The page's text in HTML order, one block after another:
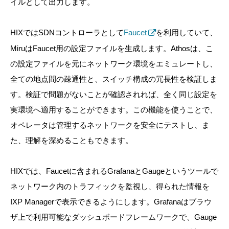
HIXではSDNコントローラとしてFaucet
を利用していて、
MiruはFaucet用の設定ファイルを生成します。Athosは、こ
の設定ファイルを元にネットワーク環境をエミュレートし、
全ての地点間の疎通性と、スイッチ構成の冗長性を検証しま
す。検証で問題がないことが確認されれば、全く同じ設定を
実環境へ適用することができます。この機能を使うことで、
オペレータは管理するネットワークを安全にテストし、ま
た、理解を深めることもできます。
HIXでは、Faucetに含まれるGrafanaとGaugeというツールで
ネットワーク内のトラフィックを監視し、得られた情報を
IXP Managerで表示できるようにします。Grafanaはブラウ
ザ上で利用可能なダッシュボードフレームワークで、Gauge